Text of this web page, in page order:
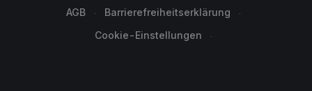
AGB
Barrierefreiheitserklärung
Cookie-Einstellungen